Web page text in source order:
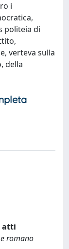
i
politeia di
verteva sulla
della
atti
romano